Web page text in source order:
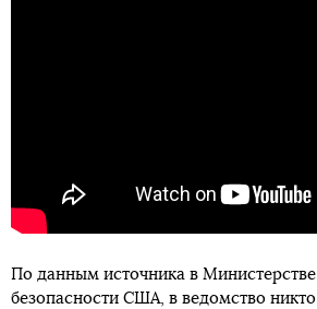
По данным источника в
безопасности США, в ведомство